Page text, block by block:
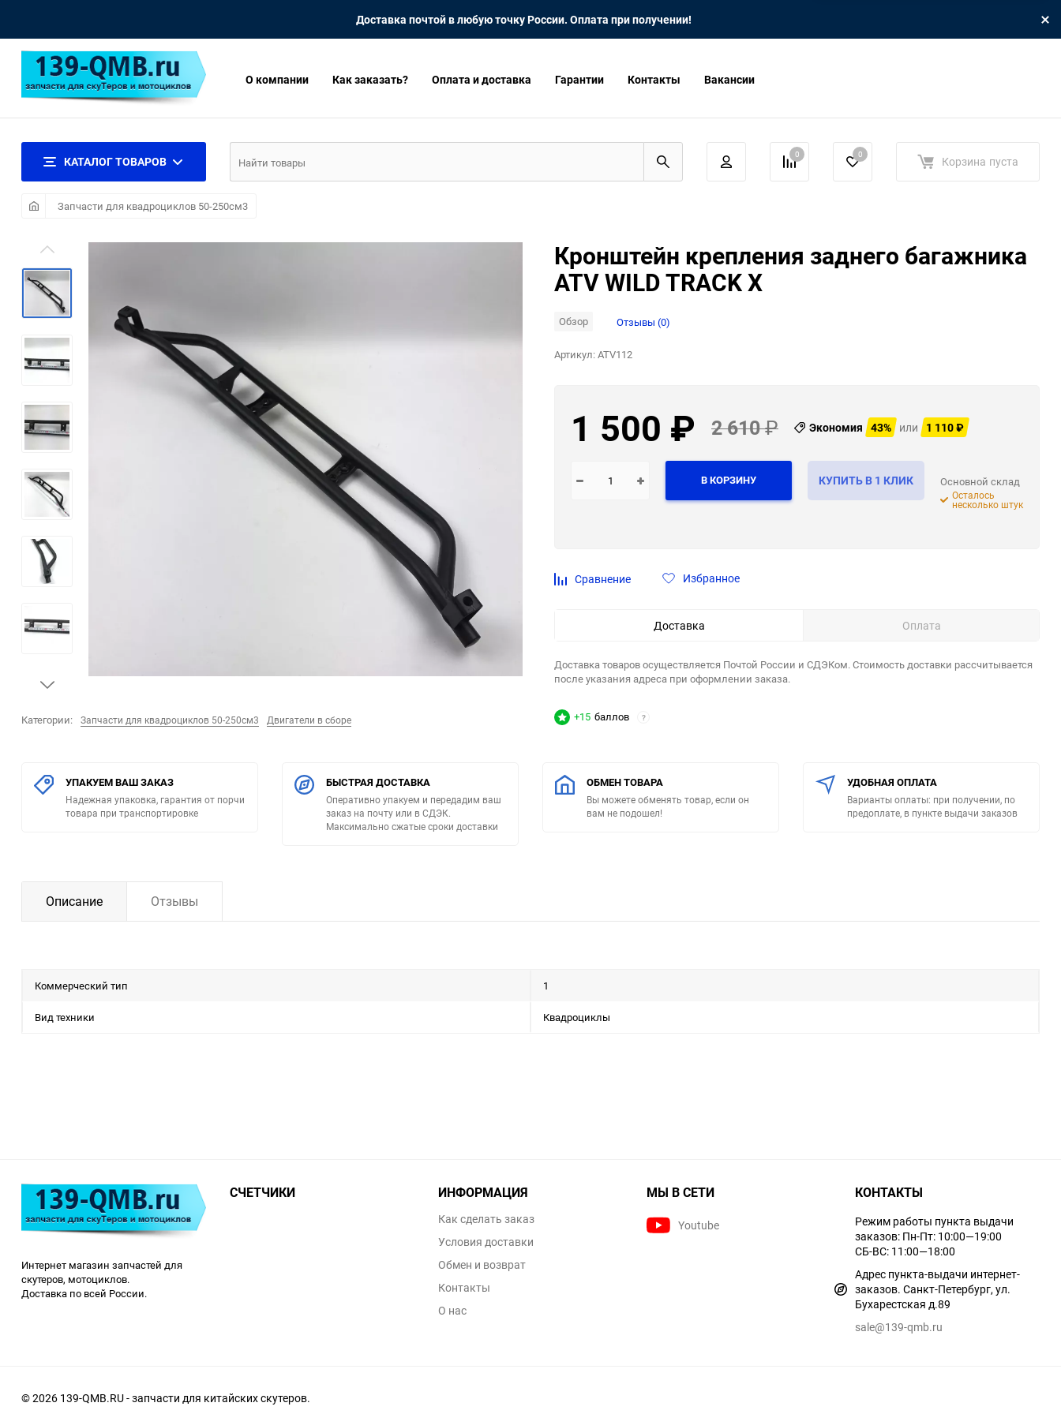
Доставка почтой в любую точку России. Оплата при получении!
О компании Как заказать? Оплата и доставка Гарантии Контакты Вакансии
КАТАЛОГ ТОВАРОВ 0 0 Корзина пуста
Запчасти для квадроциклов 50-250см3
Категории: Запчасти для квадроциклов 50-250см3 Двигатели в сборе
Кронштейн крепления заднего багажника
ATV WILD TRACK X
Обзор Отзывы (0)
Артикул:ATV112
1 500 ₽ 2 610₽ Экономия 43% или 1 110₽
В КОРЗИНУ КУПИТЬ В 1 КЛИК Основной склад
Осталось
несколько штук
Сравнение Избранное
Доставка Оплата
Доставка товаров осуществляется Почтой России и СДЭКом. Стоимость доставки рассчитывается
после указания адреса при оформлении заказа.
+15 баллов ?
УПАКУЕМ ВАШ ЗАКАЗ
Надежная упаковка, гарантия от порчи
товара при транспортировке
БЫСТРАЯ ДОСТАВКА
Оперативно упакуем и передадим ваш
заказ на почту или в СДЭК.
Максимально сжатые сроки доставки
ОБМЕН ТОВАРА
Вы можете обменять товар, если он
вам не подошел!
УДОБНАЯ ОПЛАТА
Варианты оплаты: при получении, по
предоплате, в пункте выдачи заказов
Описание Отзывы
Коммерческий тип 1
Вид техники Квадроциклы
Интернет магазин запчастей для
скутеров, мотоциклов.
Доставка по всей России.
СЧЕТЧИКИ ИНФОРМАЦИЯ
Как сделать заказ
Условия доставки
Обмен и возврат
Контакты
О нас
МЫ В СЕТИ
Youtube
КОНТАКТЫ
Режим работы пункта выдачи
заказов: Пн-Пт: 10:00—19:00
СБ-ВС: 11:00—18:00
Адрес пункта-выдачи интернет-
заказов. Санкт-Петербург, ул.
Бухарестская д.89
sale@139-qmb.ru
© 2026 139-QMB.RU - запчасти для китайских скутеров.